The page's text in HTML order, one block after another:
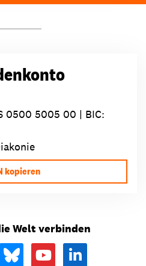
0500 5005 00 | BIC:
kopieren
Welt verbinden